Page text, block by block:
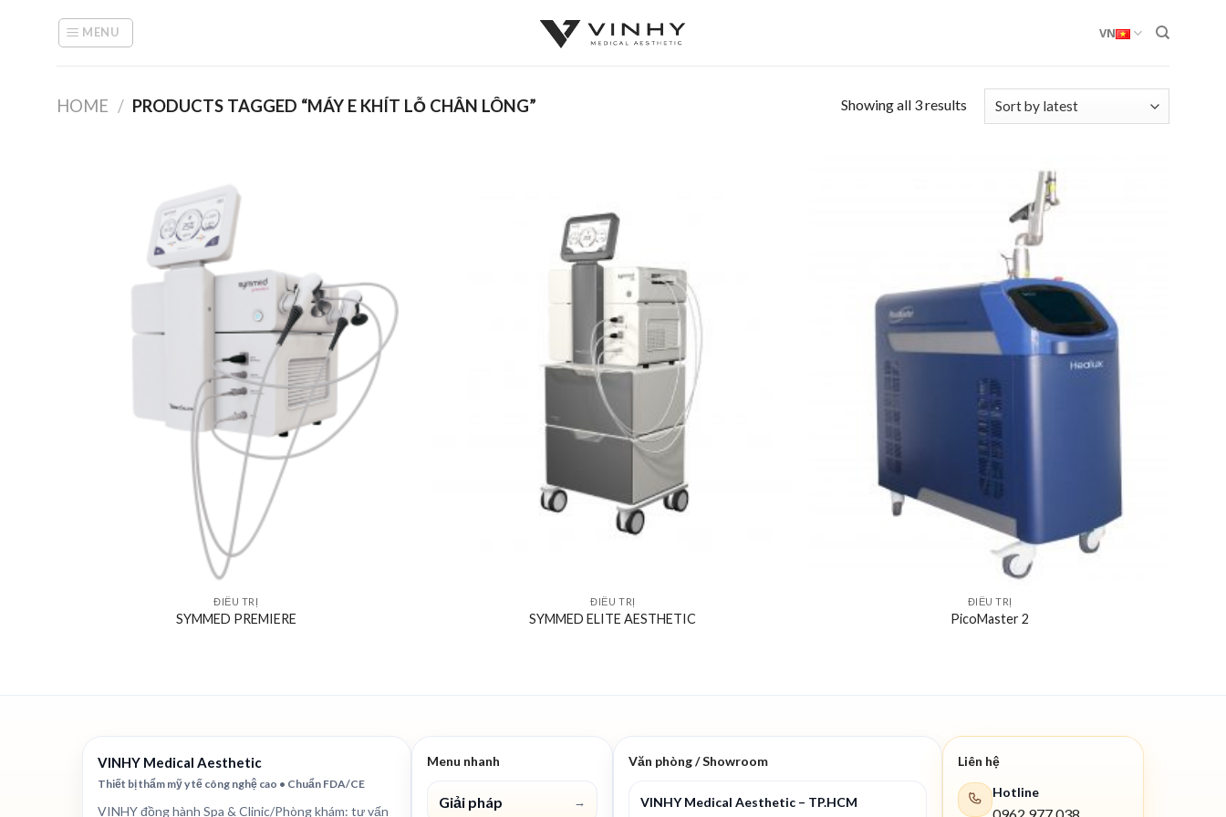
MENU VN
HOME / PRODUCTS TAGGED “MÁY E KHÍT LỖ CHÂN LÔNG” Showing all 3 results
ĐIỀU TRỊ
SYMMED PREMIERE
ĐIỀU TRỊ
SYMMED ELITE AESTHETIC
ĐIỀU TRỊ
PicoMaster 2
VINHY Medical Aesthetic
Thiết bị thẩm mỹ y tế công nghệ cao • Chuẩn FDA/CE
VINHY đồng hành Spa & Clinic/Phòng khám: tư vấn
Menu nhanh
Giải pháp →
Văn phòng / Showroom
VINHY Medical Aesthetic – TP.HCM
Liên hệ
Hotline
0962 977 038